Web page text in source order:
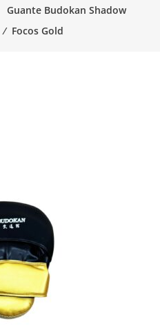
Guante Budokan Shadow
⁄ Focos Gold